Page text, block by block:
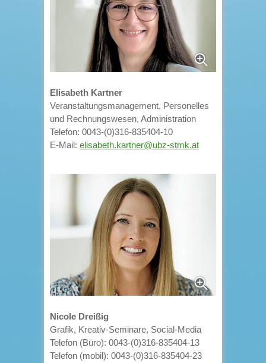
Elisabeth Kartner
Veranstaltungsmanagement, Personelles
und Rechnungswesen, Administration
Telefon: 0043-(0)316-835404-10
E-Mail: elisabeth.kartner@ubz-stmk.at
Nicole Dreißig
Grafik, Kreativ-Seminare, Social-Media
Telefon (Büro): 0043-(0)316-835404-13
Telefon (mobil): 0043-(0)316-835404-23